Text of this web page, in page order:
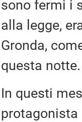
sono fermi i
alla legge,
Gronda,
questa notte.
In questi
protagonista